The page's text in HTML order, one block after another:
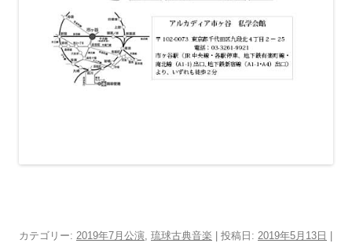
カテゴリー: 2019年7月公演 琉球古典音楽 | 投稿日: 2019年5月13日